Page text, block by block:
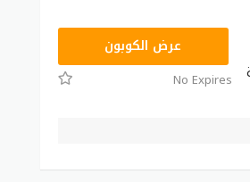
عرض الكوبون
No Expires